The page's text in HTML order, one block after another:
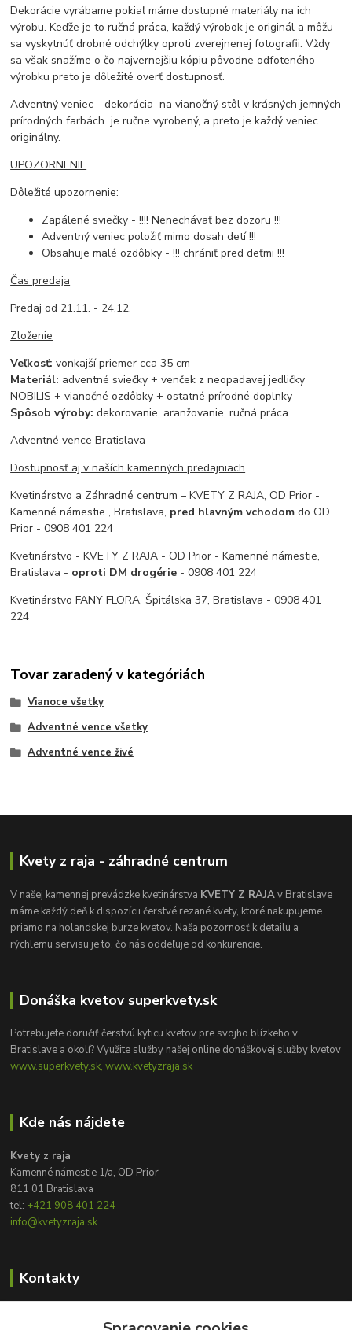
Dekorácie vyrábame pokiaľ máme dostupné materiály na ich
výrobu. Keďže je to ručná práca, každý výrobok je originál a môžu
sa vyskytnúť drobné odchýlky oproti zverejnenej fotografii. Vždy
sa však snažíme o čo najvernejšiu kópiu pôvodne odfoteného
výrobku preto je dôležité overť dostupnosť.
Adventný veniec - dekorácia na vianočný stôl v krásných jemných
prírodných farbách je ručne vyrobený, a preto je každý veniec
originálny.
UPOZORNENIE
Dôležité upozornenie:
Zapálené sviečky - !!!! Nenechávať bez dozoru !!!
Adventný veniec položiť mimo dosah detí !!!
Obsahuje malé ozdôbky - !!! chrániť pred deťmi !!!
Čas predaja
Predaj od 21.11. - 24.12.
Zloženie
Veľkosť:vonkajší priemer cca 35 cm
Materiál: adventné sviečky + venček z neopadavej jedličky
NOBILIS + vianočné ozdôbky + ostatné prírodné doplnky
Spôsob výroby: dekorovanie, aranžovanie, ručná práca
Adventné vence Bratislava
Dostupnosť aj v naších kamenných predajniach
Kvetinárstvo a Záhradné centrum – KVETY Z RAJA, OD Prior -
Kamenné námestie , Bratislava, pred hlavným vchodom do OD
Prior - 0908 401 224
Kvetinárstvo - KVETY Z RAJA - OD Prior - Kamenné námestie,
Bratislava - oproti DM drogérie - 0908 401 224
Kvetinárstvo FANY FLORA, Špitálska 37, Bratislava - 0908 401
224
Tovar zaradený v kategóriách
Vianoce všetky
Adventné vence všetky
Adventné vence živé
Kvety z raja - záhradné centrum
V našej kamennej prevádzke kvetinárstva KVETY Z RAJAv Bratislave
máme každý deň k dispozícii čerstvé rezané kvety, ktoré nakupujeme
priamo na holandskej burze kvetov. Naša pozornosť k detailu a
rýchlemu servisu je to, čo nás oddeľuje od konkurencie.
Donáška kvetov superkvety.sk
Potrebujete doručiť čerstvú kyticu kvetov pre svojho blízkeho v
Bratislave a okolí? Využite služby našej online donáškovej služby kvetov
www.superkvety.sk, www.kvetyzraja.sk
Kde nás nájdete
Kvety z raja
Kamenné námestie 1/a, OD Prior
811 01 Bratislava
tel: +421 908 401 224
info@kvetyzraja.sk
Kontakty